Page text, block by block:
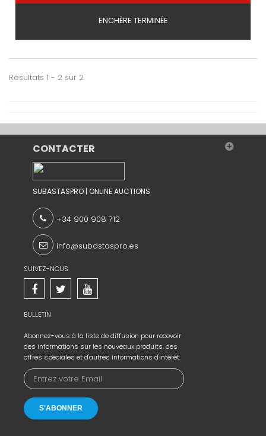
ENCHÈRE TERMINÉE
Résultats 1 - 2 sur 2.
CONTACTER
SUBASTASPRO | ONLINE AUCTIONS
+34 900 908 712
info@subastaspro.es
SUIVEZ-NOUS
BULLETIN
Abonnez-vous à la liste de diffusion pour recevoir
des informations sur les nouveaux produits, des
offres spéciales et d'autres informations d'intérêt.